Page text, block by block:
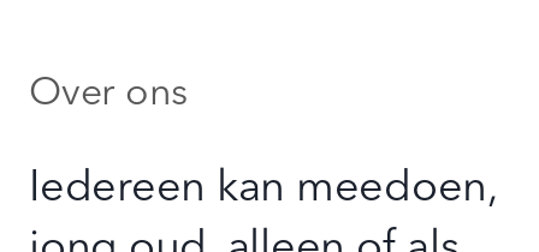
Over ons
Iedereen kan meedoen,